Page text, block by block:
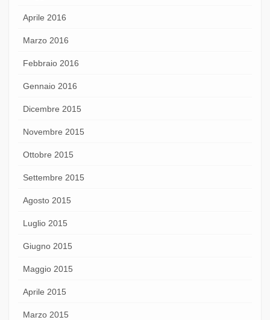
Aprile 2016
Marzo 2016
Febbraio 2016
Gennaio 2016
Dicembre 2015
Novembre 2015
Ottobre 2015
Settembre 2015
Agosto 2015
Luglio 2015
Giugno 2015
Maggio 2015
Aprile 2015
Marzo 2015